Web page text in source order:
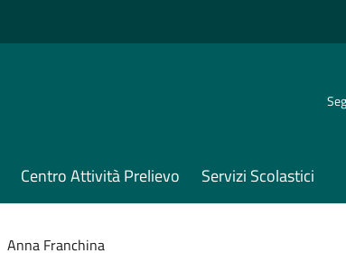
Centro Attività Prelievo Servizi Scolastici
Anna Franchina